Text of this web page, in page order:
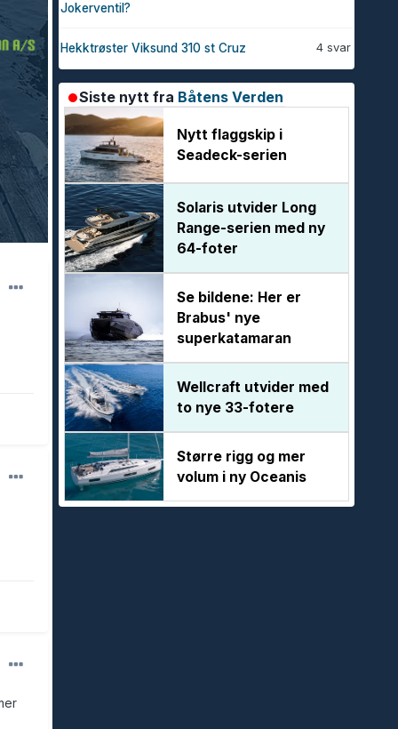
Jokerventil?
4 svar
Hekktrøster Viksund 310 st Cruz
Siste nytt fra Båtens Verden
Nytt flaggskip i
Seadeck-serien
Solaris utvider Long
Range-serien med ny
64-foter
Se bildene: Her er
Brabus' nye
superkatamaran
Wellcraft utvider med
to nye 33-fotere
Større rigg og mer
volum i ny Oceanis